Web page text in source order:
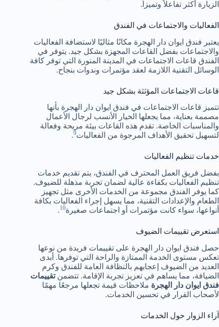
الزيارة أكثر تفاعلاً وتميزاً.
الفعاليات والاجتماعات في الفندق
يعتبر فندق ايوان دار الهجرة مكانًا مثاليًا لاستضافة الفعاليات
والاجتماعات بفضل القاعات المجهزة بشكل جيد. يتوفر في
الفندق قاعات الاجتماعات في المدينة المنورة التي توفر كافة
الوسائل التقنية اللازمة لعقد مؤتمرات وندوات بنجاح.
قاعات الاجتماعات المؤثثة بشكل جيد
تتميز قاعات الاجتماعات في فندق ايوان دار الهجرة بأنها
مصممة بعناية، مما يجعلها الخيار الأنسب لرجال الأعمال
والمناسبات الخاصة. تقدم هذه القاعات بيئة مريحة وفعالة
لتسهيل تحقيق الأهداف المرجوة من الفعاليات9
.
خدمات تنظيم الفعاليات
بفضل فريق العمل المحترف في الفندق، يتم تقديم خدمات
تنظيم الفعاليات بكفاءة عالية لضمان تجربة مذهلة للضيوف.
كما يوفر الفندق مجموعة من الخدمات الأخرى مثل تجهيز
الطعام والإعدادات التقنية، مما يسهل إجراء الفعاليات بكافة
أنواعها، سواء كانت مؤتمرات أو اجتماعات صغيرة10
.
استعرض تقييمات الضيوف
حصل فندق ايوان دار الهجرة على تقييمات فريدة من نوعها
تعكس مستوى الخدمة الممتازة والراحة التي توفرها. أبدى
العديد من الضيوف إعجابهم بالنظافة العامة للفندق وكرم
الضيافة، مما يساهم في تعزيز تجربة الإقامة. تتضمنتقييمات
فندق ايوان دار الهجرة ملاحظات قيمة تجعلها مرجعًا مهمًا
لأصحاب القرار في تحسين الخدمات.
آراء الزوار حول الخدمات